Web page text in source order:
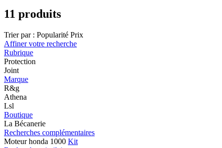
11 produits
Trier par : Popularité Prix
Affiner votre recherche
Rubrique
Protection
Joint
Marque
R&g
Athena
Lsl
Boutique
La Bécanerie
Recherches complémentaires
Moteur honda 1000 Kit